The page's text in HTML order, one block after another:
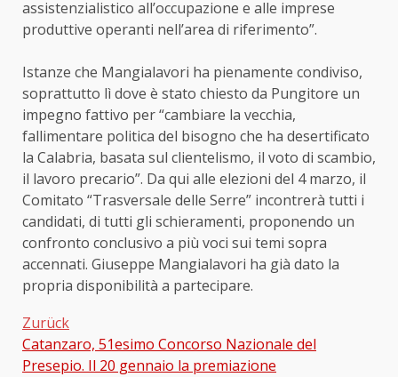
assistenzialistico all’occupazione e alle imprese
produttive operanti nell’area di riferimento”.
Istanze che Mangialavori ha pienamente condiviso,
soprattutto lì dove è stato chiesto da Pungitore un
impegno fattivo per “cambiare la vecchia,
fallimentare politica del bisogno che ha desertificato
la Calabria, basata sul clientelismo, il voto di scambio,
il lavoro precario”. Da qui alle elezioni del 4 marzo, il
Comitato “Trasversale delle Serre” incontrerà tutti i
candidati, di tutti gli schieramenti, proponendo un
confronto conclusivo a più voci sui temi sopra
accennati. Giuseppe Mangialavori ha già dato la
propria disponibilità a partecipare.
Beitragsnavigation
Zurück
Catanzaro, 51esimo Concorso Nazionale del
Presepio. Il 20 gennaio la premiazione